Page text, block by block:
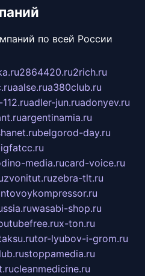
по всей России
2864420.ru2rich.ru
aalse.rua380club.ru
adler-jun.ruadonyev.ru
argentinamia.ru
belgorod-day.ru
media.rucard-voice.ru
zvonitut.ruzebra-tlt.ru
wasabi-shop.ru
x-ton.ru
tor-lyubov-i-grom.ru
stoppamedia.ru
cleanmedicine.ru